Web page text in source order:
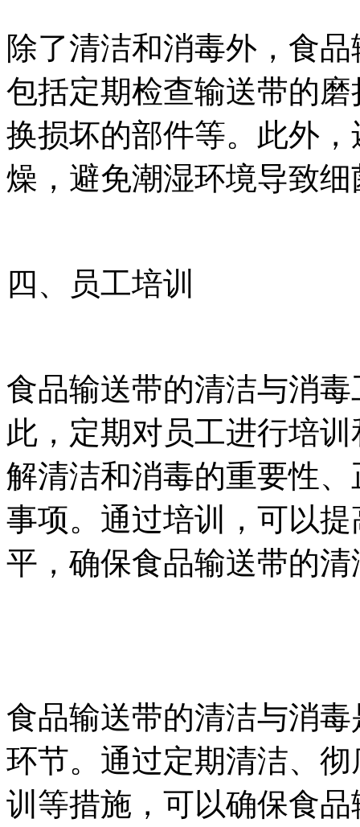
除了清洁和消毒外，食
包括定期检查输送带的
换损坏的部件等。此外
燥，避免潮湿环境导致
四、员工培训
食品输送带的清洁与消
此，定期对员工进行培
解清洁和消毒的重要性
事项。通过培训，可以
平，确保食品输送带的
食品输送带的清洁与消
环节。通过定期清洁、
训等措施，可以确保食